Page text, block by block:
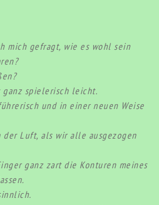
mich gefragt, wie es wohl sein
ganz spielerisch leicht.
und in einer neuen Weise
der Luft, als wir alle ausgezogen
ganz zart die Konturen meines